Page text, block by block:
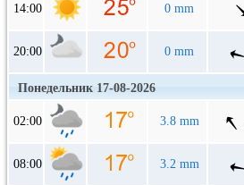
14:00 0 mm
20:00 0 mm
Понедельник 17-08-2026
02:00 3.8 mm
08:00 3.2 mm